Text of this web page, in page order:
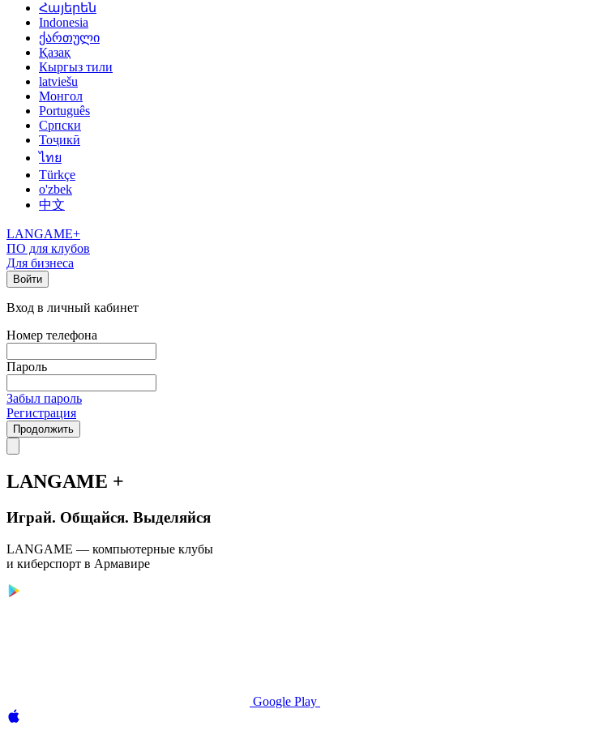
Հայերեն
Indonesia
ქართული
Қазақ
Кыргыз тили
latviešu
Монгол
Português
Српски
Тоҷикӣ
ไทย
Türkçe
o'zbek
中文
LANGAME+
ПО для клубов
Для бизнеса
Войти
Вход в личный кабинет
Номер телефона
Пароль
Забыл пароль
Регистрация
Продолжить
LANGAME +
Играй. Общайся. Выделяйся
LANGAME — компьютерные клубы
и киберспорт в Армавире
Google Play